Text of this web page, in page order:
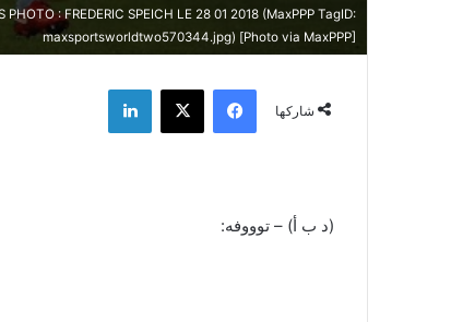
: FREDERIC SPEICH LE 28 01 2018 (MaxPPP TagID:
maxsportsworldtwo570344.jpg) [Photo via MaxPPP]
شاركها
فيسبوك ‫X لينكدإن
(د ب أ) – توووفه: